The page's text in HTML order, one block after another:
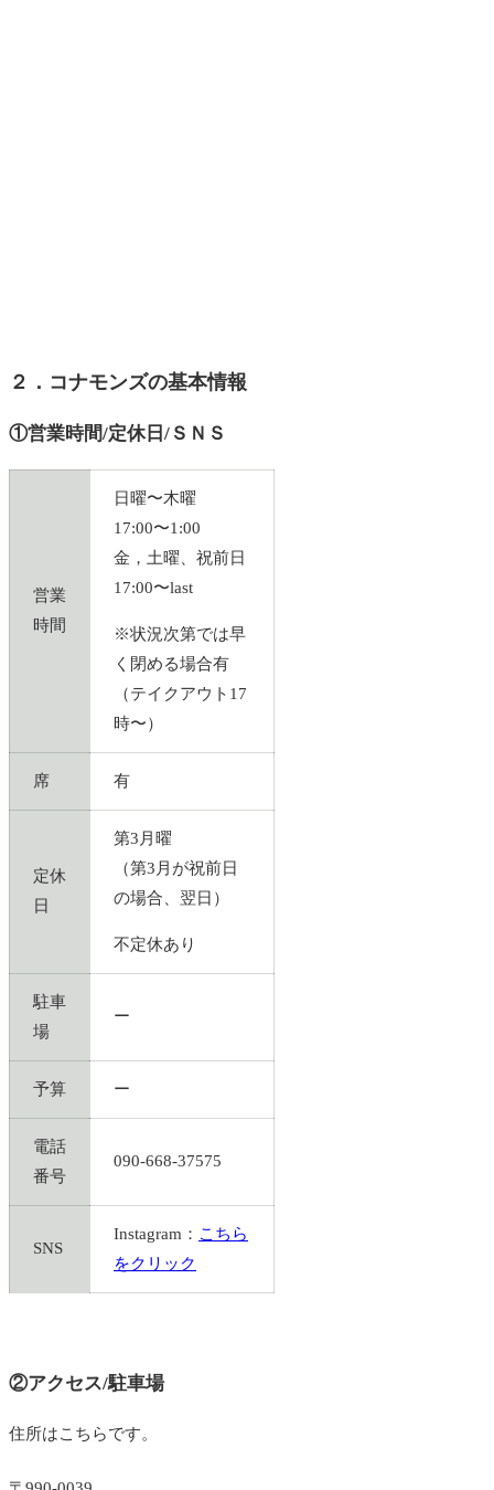
２．コナモンズの基本情報
①営業時間/定休日/ＳＮＳ
営業
時間
日曜〜木曜
17:00〜1:00
金，土曜、祝前日
17:00〜last
※状況次第では早
く閉める場合有
（テイクアウト17
時〜）
席 有
定休
日
第3月曜
（第3月が祝前日
の場合、翌日）
不定休あり
駐車
場
ー
予算 ー
電話
番号
090-668-37575
SNS
Instagram： こちら
をクリック
②アクセス/駐車場
住所はこちらです。